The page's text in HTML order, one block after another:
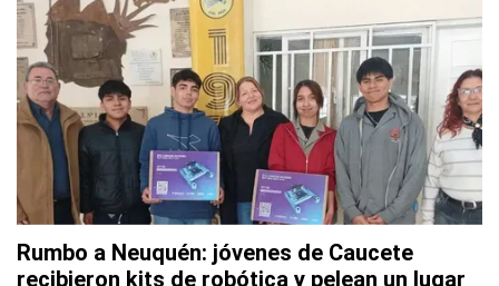
Rumbo a Neuquén: jóvenes de Caucete
recibieron kits de robótica y pelean un lugar